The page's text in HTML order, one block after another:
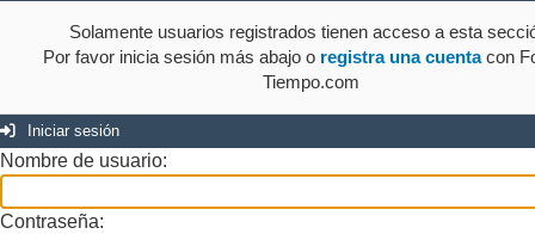
Solamente usuarios registrados tienen acceso a esta
Por favor inicia sesión más abajo o registra una cuentacon
Tiempo.com
Iniciar sesión
Nombre de usuario:
Contraseña: